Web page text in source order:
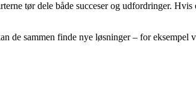
tør dele både succeser og udfordringer.
de sammen finde nye løsninger – for